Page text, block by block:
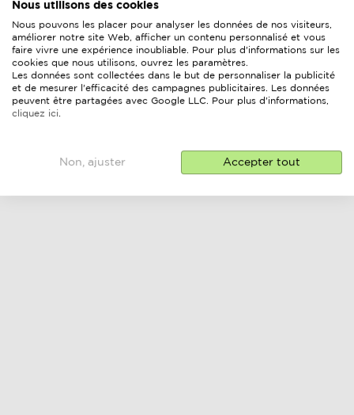
Nous utilisons des cookies
Nous pouvons les placer pour analyser les données de nos visiteurs,
améliorer notre site Web, afficher un contenu personnalisé et vous
faire vivre une expérience inoubliable. Pour plus d'informations sur les
cookies que nous utilisons, ouvrez les paramètres.
Les données sont collectées dans le but de personnaliser la publicité
et de mesurer l'efficacité des campagnes publicitaires. Les données
peuvent être partagées avec Google LLC. Pour plus d'informations,
cliquez ici.
Non, ajuster Accepter tout